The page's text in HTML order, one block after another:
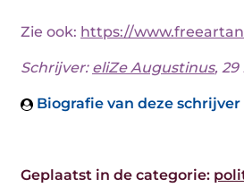
Zie ook: https://
Schrijver: eliZe Augustinus,
Biografie van deze schrijver
Geplaatst in de categorie: